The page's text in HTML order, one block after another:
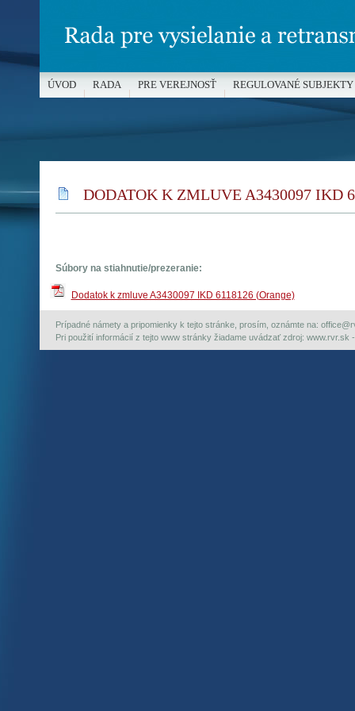
DODATOK K ZMLUVE A3430097 IKD
Súbory na stiahnutie/prezeranie:
Dodatok k zmluve A3430097 IKD 6118126 (Orange)
Prípadné námety a pripomienky k tejto stránke, prosím, oznámte na:
Pri použití informácií z tejto www stránky žiadame uvádzať zdroj: www.rvr.sk
ÚVOD RADA PRE VEREJNOSŤ REGULOVANÉ SUBJEKTY